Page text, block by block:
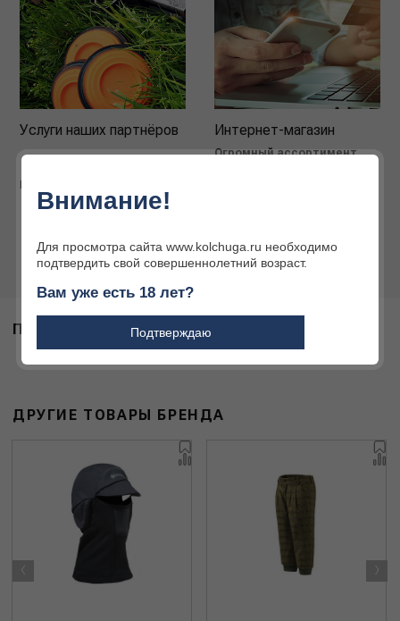
Услуги наших партнёров Интернет-магазин
Огромный ассортимент
ПОХОЖИЕ ТОВАРЫ
ДРУГИЕ ТОВАРЫ БРЕНДА
‹ ›
Внимание!
Для просмотра сайта www.kolchuga.ru необходимо
подтвердить свой совершеннолетний возраст.
Вам уже есть 18 лет?
Подтверждаю